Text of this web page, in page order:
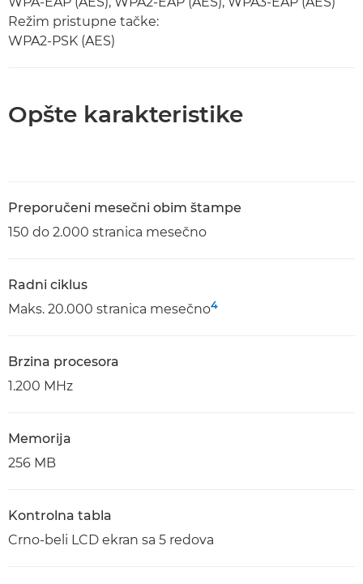
Režim pristupne tačke:
WPA2-PSK (AES)
Opšte karakteristike
Preporučeni mesečni obim štampe
150 do 2.000 stranica mesečno
Radni ciklus
Maks. 20.000 stranica mesečno4
Brzina procesora
1.200 MHz
Memorija
256 MB
Kontrolna tabla
Crno-beli LCD ekran sa 5 redova